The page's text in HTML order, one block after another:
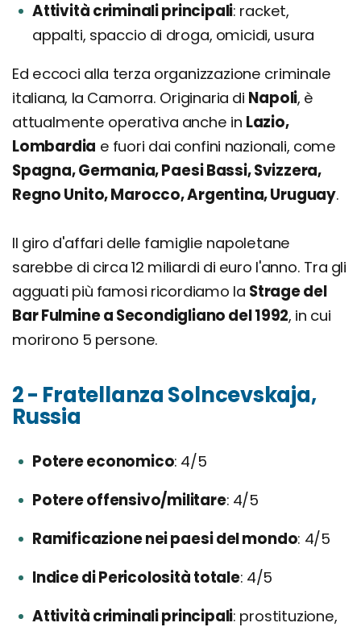
Attività criminali principali racket,
appalti, spaccio di droga, omicidi, usura
Ed eccoci alla terza organizzazione criminale
italiana, la Camorra. Originaria di Napoli, è
attualmente operativa anche in Lazio,
Lombardia e fuori dai confini nazionali, come
Spagna, Germania, Paesi Bassi, Svizzera,
Regno Unito, Marocco, Argentina, Uruguay.
Il giro d'affari delle famiglie napoletane
sarebbe di circa 12 miliardi di euro l'anno. Tra gli
agguati più famosi ricordiamo la Strage del
Bar Fulmine a Secondigliano del 1992, in cui
morirono 5 persone.
2 - Fratellanza Solncevskaja,
Russia
Potere economico 4/5
Potere offensivo/militare 4/5
Ramificazione nei paesi del mondo 4/5
Indice di Pericolosità totale 4/5
Attività criminali principali prostituzione,